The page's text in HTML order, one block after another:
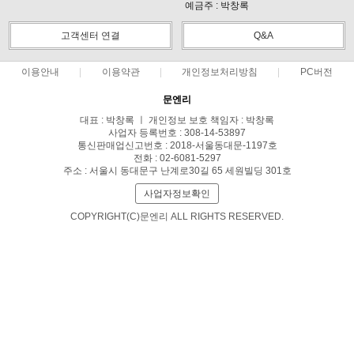
예금주 : 박창록
고객센터 연결 Q&A
이용안내 이용약관 개인정보처리방침 PC버전
문엔리
대표 : 박창록 ㅣ 개인정보 보호 책임자 : 박창록
사업자 등록번호 : 308-14-53897
통신판매업신고번호 : 2018-서울동대문-1197호
전화 : 02-6081-5297
주소 : 서울시 동대문구 난계로30길 65 세원빌딩 301호
사업자정보확인
COPYRIGHT(C)문엔리 ALL RIGHTS RESERVED.